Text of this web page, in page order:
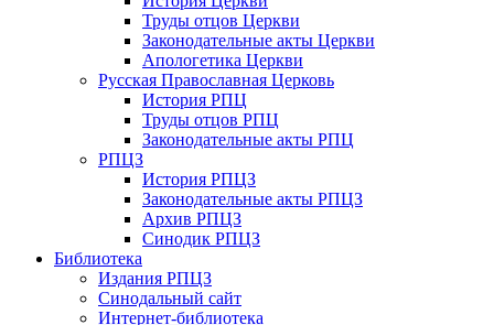
Труды отцов Церкви
Законодательные акты Церкви
Апологетика Церкви
Русская Православная Церковь
История РПЦ
Труды отцов РПЦ
Законодательные акты РПЦ
РПЦЗ
История РПЦЗ
Законодательные акты РПЦЗ
Архив РПЦЗ
Синодик РПЦЗ
Библиотека
Издания РПЦЗ
Синодальный сайт
Интернет-библиотека